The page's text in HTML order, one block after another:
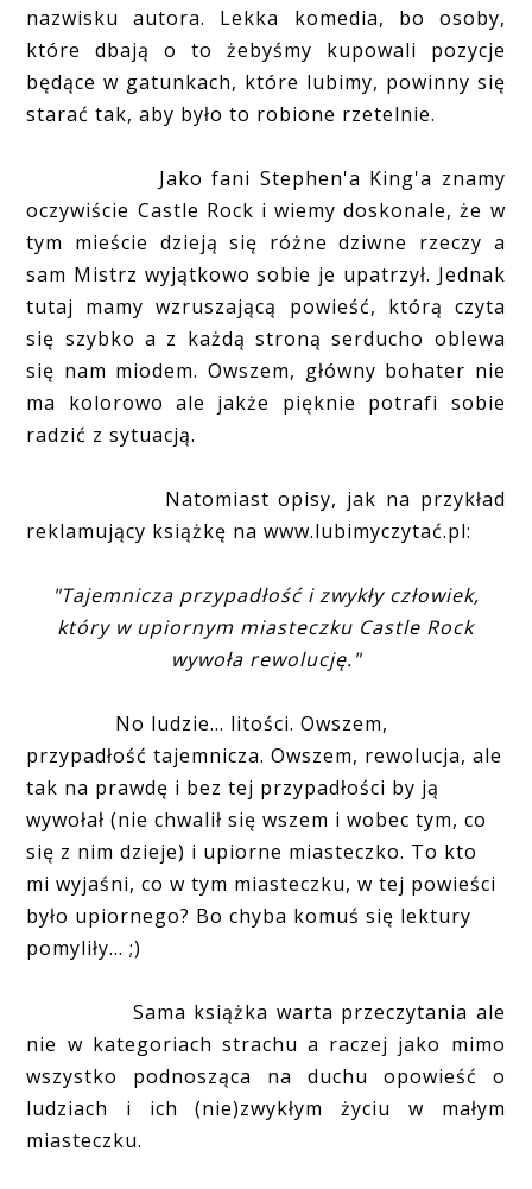
nazwisku autora. Lekka komedia, bo osoby,
które dbają o to żebyśmy kupowali pozycje
będące w gatunkach, które lubimy, powinny się
starać tak, aby było to robione rzetelnie.
Jako fani Stephen'a King'a znamy
oczywiście Castle Rock i wiemy doskonale, że w
tym mieście dzieją się różne dziwne rzeczy a
sam Mistrz wyjątkowo sobie je upatrzył. Jednak
tutaj mamy wzruszającą powieść, którą czyta
się szybko a z każdą stroną serducho oblewa
się nam miodem. Owszem, główny bohater nie
ma kolorowo ale jakże pięknie potrafi sobie
radzić z sytuacją.
Natomiast opisy, jak na przykład
reklamujący książkę na www.lubimyczytać.pl:
"Tajemnicza przypadłość i zwykły człowiek,
który w upiornym miasteczku Castle Rock
wywoła rewolucję."
No ludzie... litości. Owszem,
przypadłość tajemnicza. Owszem, rewolucja, ale
tak na prawdę i bez tej przypadłości by ją
wywołał (nie chwalił się wszem i wobec tym, co
się z nim dzieje) i upiorne miasteczko. To kto
mi wyjaśni, co w tym miasteczku, w tej powieści
było upiornego? Bo chyba komuś się lektury
pomyliły... ;)
Sama książka warta przeczytania ale
nie w kategoriach strachu a raczej jako mimo
wszystko podnosząca na duchu opowieść o
ludziach i ich (nie)zwykłym życiu w małym
miasteczku.